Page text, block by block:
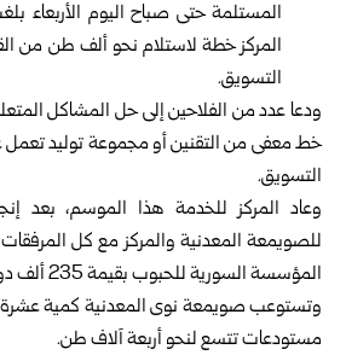
المركز خطة لاستلام نحو ألف طن من
التسويق.
ودعا عدد من الفلاحين إلى حل المشاكل
خط معفى من التقنين أو مجموعة توليد تعمل
التسويق.
وعاد المركز للخدمة هذا الموسم، بعد
للصويمعة المعدنية والمركز مع كل
المؤسسة السورية للحبوب بقيمة 235 ألف دولار أمريكي.
وتستوعب صويمعة نوى المعدنية كمية
مستودعات تتسع لنحو أربعة آلاف طن.